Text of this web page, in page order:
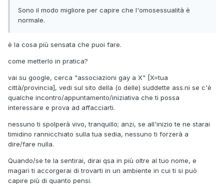
Sono il modo migliore per capire che l'omosessualità è
normale.
è la cosa più sensata che puoi fare.
come metterlo in pratica?
vai su google, cerca "associazioni gay a X" [X=tua
città/provincia], vedi sul sito della (o delle) suddette ass.ni se c'è
qualche incontro/appuntamento/iniziativa che ti possa
interessare e prova ad affacciarti.
nessuno ti spolperà vivo, tranquillo; anzi, se all'inizio te ne starai
timidino rannicchiato sulla tua sedia, nessuno ti forzerà a
dire/fare nulla.
Quando/se te la sentirai, dirai qsa in più oltre al tuo nome, e
magari ti accorgerai di trovarti in un ambiente in cui ti si può
capire più di quanto pensi.